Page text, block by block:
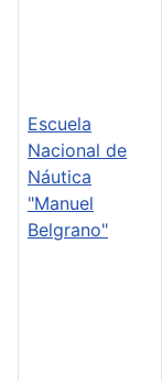
Escuela
Nacional de
Náutica
"Manuel
Belgrano"